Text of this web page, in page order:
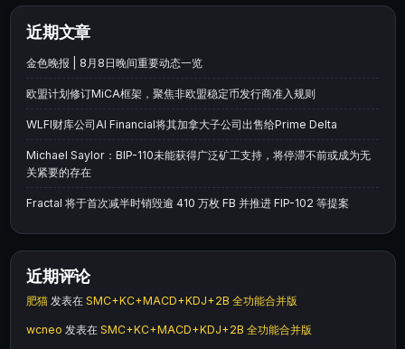
近期文章
金色晚报 | 8月8日晚间重要动态一览
欧盟计划修订MiCA框架，聚焦非欧盟稳定币发行商准入规则
WLFI财库公司AI Financial将其加拿大子公司出售给Prime Delta
Michael Saylor：BIP-110未能获得广泛矿工支持，将停滞不前或成为无
关紧要的存在
Fractal 将于首次减半时销毁逾 410 万枚 FB 并推进 FIP-102 等提案
近期评论
肥猫 发表在 SMC+KC+MACD+KDJ+2B 全功能合并版
wcneo 发表在 SMC+KC+MACD+KDJ+2B 全功能合并版